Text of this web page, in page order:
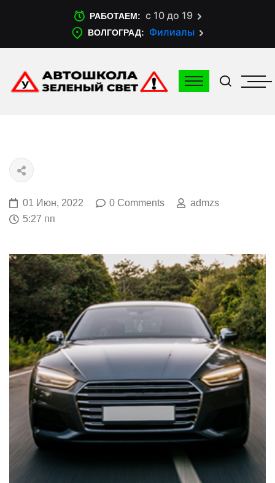
РАБОТАЕМ: с 10 до 19
ВОЛГОГРАД: Филиалы
01 Июн, 2022 0 Comments
admzs
5:27 пп